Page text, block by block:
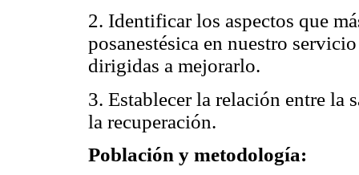
2. Identificar los aspectos que
posanestésica en nuestro
dirigidas a mejorarlo.
3. Establecer la relación entre la
la recuperación.
Población y metodología: